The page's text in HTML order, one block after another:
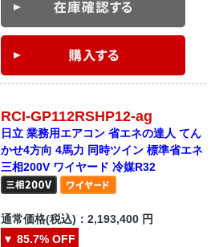
RCI-GP112RSHP12-ag
日立 業務用エアコン 省エネの達人 てん
かせ4方向 4馬力 同時ツイン 標準省エネ
三相200V ワイヤード 冷媒R32
通常価格(税込)：2,193,400 円
▼ 85.7% OFF